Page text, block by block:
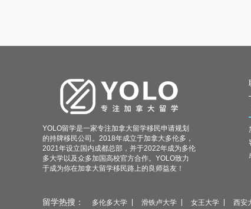
YOLO留学是一家专注加拿大留学移民申请规划
的持牌移民公司。2018年成立于加拿大多伦多，
2021年设立国内成都总部，并于2022年成为多伦
多大学以及众多加国高校官方合作。YOLO致力
于成为你在加拿大留学移民路上的良师益友！
留学热搜： 多伦多大学 滑铁卢大学 女王大学 西安